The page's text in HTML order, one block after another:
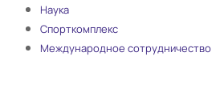
Наука
Спорткомплекс
Международное сотрудничество